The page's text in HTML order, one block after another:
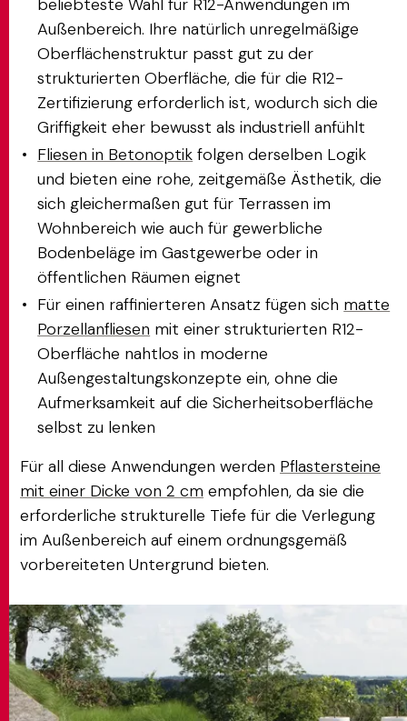
Außenbereich. Ihre natürlich unregelmäßige
Oberflächenstruktur passt gut zu der
strukturierten Oberfläche, die für die R12-
Zertifizierung erforderlich ist, wodurch sich die
Griffigkeit eher bewusst als industriell anfühlt
Fliesen in Betonoptik folgen derselben Logik
und bieten eine rohe, zeitgemäße Ästhetik, die
sich gleichermaßen gut für Terrassen im
Wohnbereich wie auch für gewerbliche
Bodenbeläge im Gastgewerbe oder in
öffentlichen Räumen eignet
Für einen raffinierteren Ansatz fügen sich matte
Porzellanfliesen mit einer strukturierten R12-
Oberfläche nahtlos in moderne
Außengestaltungskonzepte ein, ohne die
Aufmerksamkeit auf die Sicherheitsoberfläche
selbst zu lenken
Für all diese Anwendungen werden Pflastersteine
mit einer Dicke von 2 cm empfohlen, da sie die
erforderliche strukturelle Tiefe für die Verlegung
im Außenbereich auf einem ordnungsgemäß
vorbereiteten Untergrund bieten.